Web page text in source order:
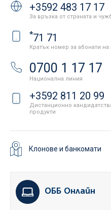
+3592 483 17 17
За връзка от страната и
*71 71
Кратък номер за абонати
0700 1 17 17
Национална линия
+3592 811 20 99
Дистанционно
продукти
Клонове и банкомати
ОББ Онлайн